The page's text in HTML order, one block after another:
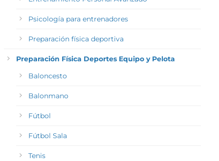
Psicología para entrenadores
Preparación física deportiva
Preparación Física Deportes Equipo y Pelota
Baloncesto
Balonmano
Fútbol
Fútbol Sala
Tenis